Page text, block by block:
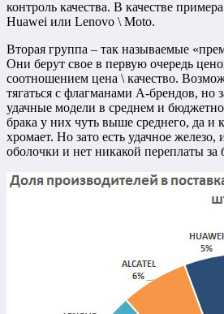
контроль качества. В качестве
Huawei или Lenovo \ Moto.
Вторая группа – так называемые
Они берут свое в первую очередь
соотношением цена \ качество.
тягаться с флагманами А-брендов, но
удачные модели в среднем и
брака у них чуть выше среднего, да и
хромает. Но зато есть удачное
оболочки и нет никакой переплаты за